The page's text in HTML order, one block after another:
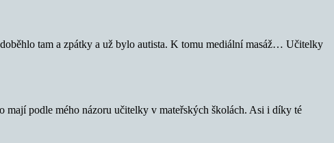
tam a zpátky a už bylo autista. K tomu mediální masáž… Učitelky
mají podle mého názoru učitelky v mateřských školách. Asi i díky té